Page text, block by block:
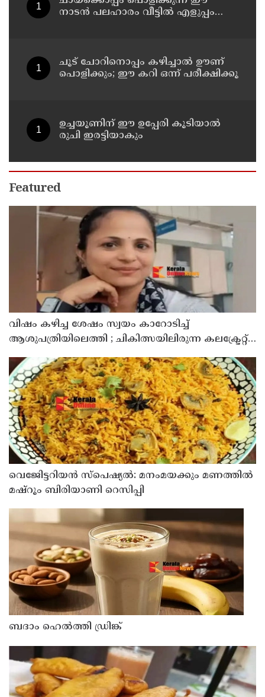
നാടൻ പലഹാരം വീട്ടിൽ എളുപ്പം
ചൂട് ചോറിനൊപ്പം കഴിച്ചാൽ ഊണ്
പൊളിക്കും; ഈ കറി ഒന്ന് പരീക്ഷിക്കൂ
ഉച്ചയൂണിന് ഈ ഉപ്പേരി കൂടിയാൽ
രുചി ഇരട്ടിയാകും
Featured
വിഷം കഴിച്ച ശേഷം സ്വയം കാറോടിച്ച്
ആശുപത്രിയിലെത്തി ; ചികിത്സയിലിരുന്ന കലക്ട്രേറ്റ്
വെജിേട്ടറിയൻ സ്പെഷ്യൽ: മനംമയക്കും മണത്തിൽ
മഷ്‌റൂം ബിരിയാണി റെസിപ്പി
ബദാം ഹെൽത്തി ഡ്രിങ്ക്